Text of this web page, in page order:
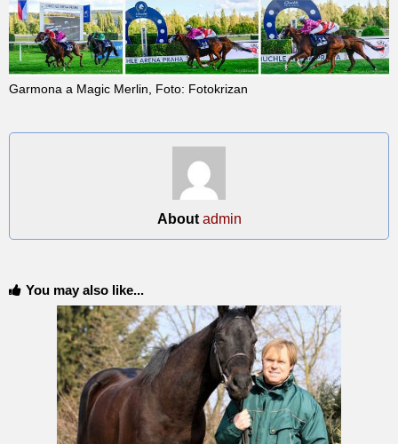
Garmona a Magic Merlin, Foto: Fotokrizan
About admin
You may also like...